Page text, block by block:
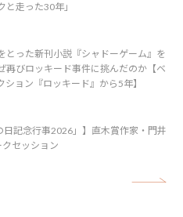
と走った30年」
とった新刊小説『シャドーゲーム』を
再びロッキード事件に挑んだのか【ベ
ション『ロッキード』から5年】
日記念行事2026」】直木賞作家・門井
セッション